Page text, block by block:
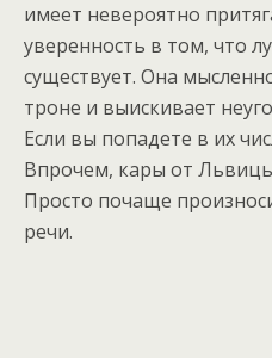
имеет невероятно
уверенность в том, что
существует. Она
троне и выискивает
Если вы попадете в их
Впрочем, кары от
Просто почаще
речи.